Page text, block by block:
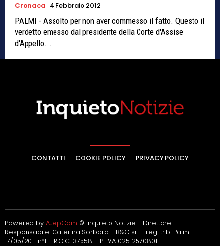
Cronaca 4 Febbraio 2012
PALMI - Assolto per non aver commesso il fatto. Questo il
verdetto emesso dal presidente della Corte d'Assise
d'Appello...
CONTATTI COOKIE POLICY PRIVACY POLICY
Powered by AJepCom © Inquieto Notizie - Direttore
Responsabile: Caterina Sorbara - B&C srl - reg. trib. Palmi
17/05/2011 n°1 - R.O.C. 37558 - P. IVA 02512570801